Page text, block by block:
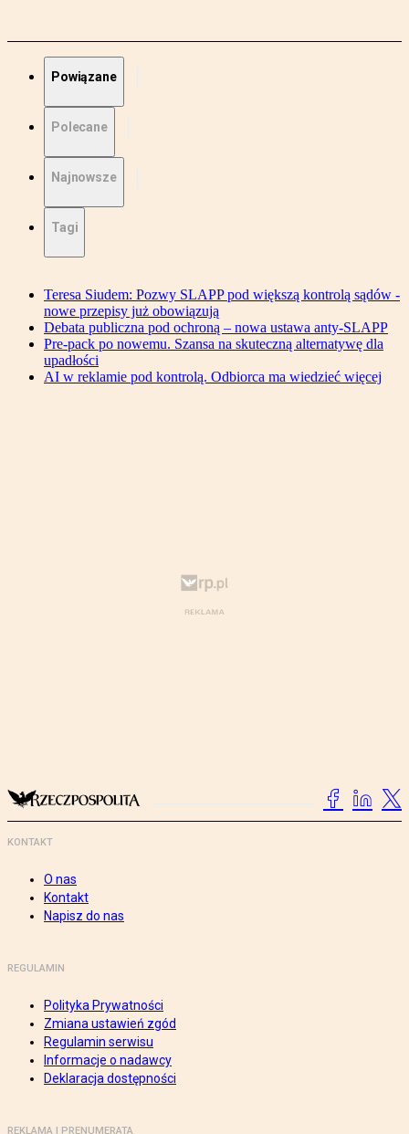
Powiązane
Polecane
Najnowsze
Tagi
Teresa Siudem: Pozwy SLAPP pod większą kontrolą sądów -
nowe przepisy już obowiązują
Debata publiczna pod ochroną – nowa ustawa anty-SLAPP
Pre-pack po nowemu. Szansa na skuteczną alternatywę dla
upadłości
AI w reklamie pod kontrolą. Odbiorca ma wiedzieć więcej
KONTAKT
O nas
Kontakt
Napisz do nas
REGULAMIN
Polityka Prywatności
Zmiana ustawień zgód
Regulamin serwisu
Informacje o nadawcy
Deklaracja dostępności
REKLAMA I PRENUMERATA